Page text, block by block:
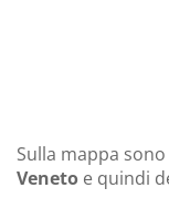
Sulla mappa
Veneto e quindi